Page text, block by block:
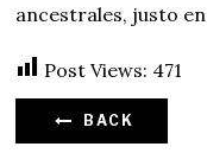
ancestrales, justo
Post Views: 471
BACK